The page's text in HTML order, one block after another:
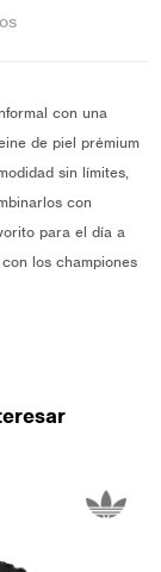
con una
de piel prémium
sin límites,
con
para el día a
los championes